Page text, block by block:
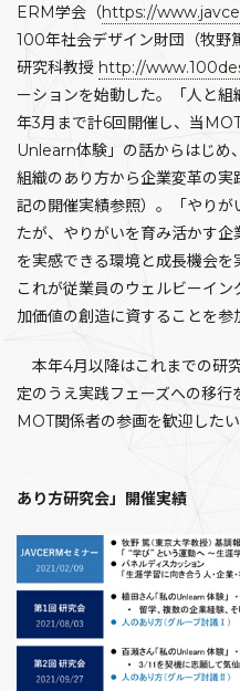
ERM学会（https://
100年社会デザイン財団（牧野
研究科教授 http://
ーションを始動した。「人と
年3月まで計6回開催し、当
Unlearn体験」の話からはじめ
組織のあり方から企業変革の
記の開催実績参照）。「やり
たが、やりがいを育み活かす
を実感できる環境と成長機会を
これが従業員のウェルビーイ
加価値の創造に資することを参
本年4月以降はこれまでの研
定のうえ実践フェーズへの移
MOT関係者の参画を歓迎したい
「人
あり方研究会」開催実績